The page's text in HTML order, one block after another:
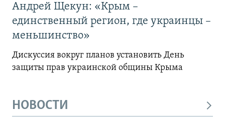
Андрей Щекун: «Крым –
единственный регион, где украинцы –
меньшинство»
Дискуссия вокруг планов установить День
защиты прав украинской общины Крыма
НОВОСТИ